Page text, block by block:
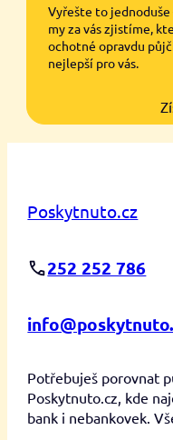
Vyřešte to
my za vás zjistíme,
ochotné opravdu
nejlepší pro vás.
Poskytnuto.cz
252 252 786
Potřebuješ porovnat
Poskytnuto.cz, kde
bank i nebankovek.